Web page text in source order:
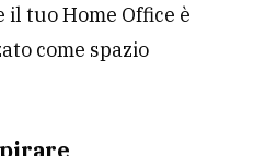
tuo Home Office è
come spazio